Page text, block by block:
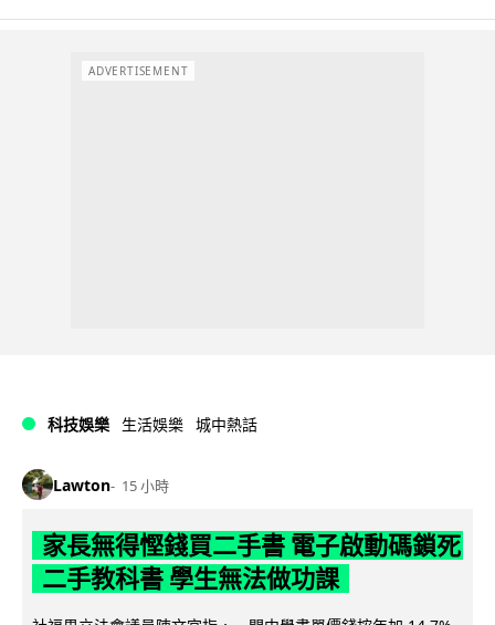
ADVERTISEMENT
科技娛樂 生活娛樂 城中熱話
Lawton 15 小時
家長無得慳錢買二手書 電子啟動碼鎖死
二手教科書 學生無法做功課